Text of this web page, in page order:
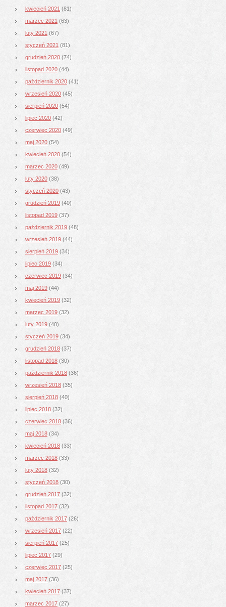
kwiecień 2021 (81)
marzec 2021 (63)
luty 2021 (67)
styczeń 2021 (81)
grudzień 2020 (74)
listopad 2020 (44)
październik 2020 (41)
wrzesień 2020 (45)
sierpień 2020 (54)
lipiec 2020 (42)
czerwiec 2020 (49)
maj 2020 (54)
kwiecień 2020 (54)
marzec 2020 (49)
luty 2020 (38)
styczeń 2020 (43)
grudzień 2019 (40)
listopad 2019 (37)
październik 2019 (48)
wrzesień 2019 (44)
sierpień 2019 (34)
lipiec 2019 (34)
czerwiec 2019 (34)
maj 2019 (44)
kwiecień 2019 (32)
marzec 2019 (32)
luty 2019 (40)
styczeń 2019 (34)
grudzień 2018 (37)
listopad 2018 (30)
październik 2018 (36)
wrzesień 2018 (35)
sierpień 2018 (40)
lipiec 2018 (32)
czerwiec 2018 (36)
maj 2018 (34)
kwiecień 2018 (33)
marzec 2018 (33)
luty 2018 (32)
styczeń 2018 (30)
grudzień 2017 (32)
listopad 2017 (32)
październik 2017 (26)
wrzesień 2017 (22)
sierpień 2017 (25)
lipiec 2017 (29)
czerwiec 2017 (25)
maj 2017 (36)
kwiecień 2017 (37)
marzec 2017 (27)